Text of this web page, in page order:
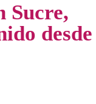
Sucre,
desde